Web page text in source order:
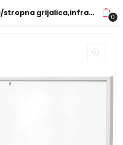
home Panel zidna/stropna grijalica,infra-red grijač, smart, 720 W – FKIR 722 0